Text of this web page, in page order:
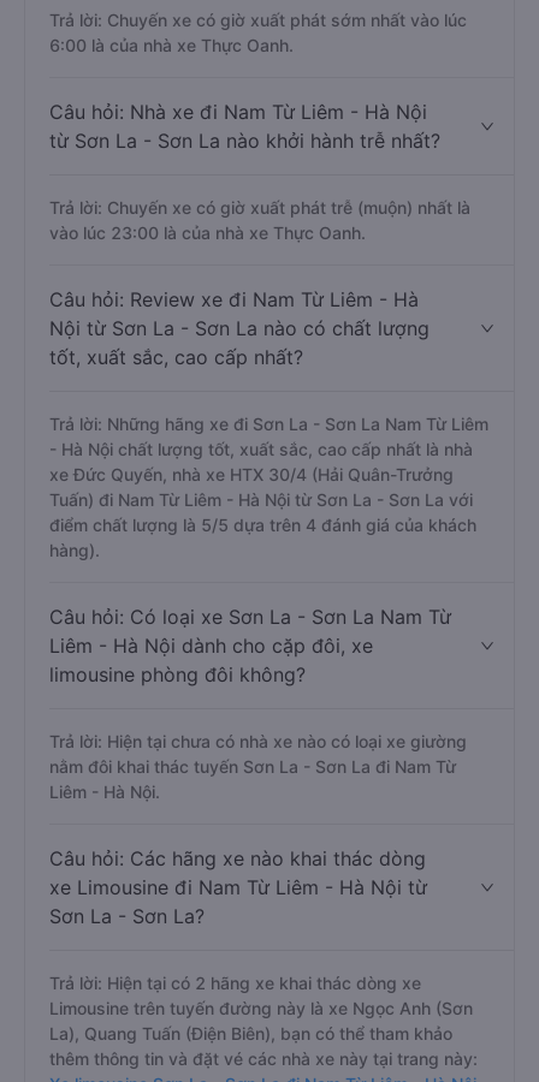
Trả lời: Chuyến xe có giờ xuất phát sớm nhất vào lúc
6:00 là của nhà xe Thực Oanh.
Câu hỏi: Nhà xe đi Nam Từ Liêm - Hà Nội
từ Sơn La - Sơn La nào khởi hành trễ nhất?
Trả lời: Chuyến xe có giờ xuất phát trễ (muộn) nhất là
vào lúc 23:00 là của nhà xe Thực Oanh.
Câu hỏi: Review xe đi Nam Từ Liêm - Hà
Nội từ Sơn La - Sơn La nào có chất lượng
tốt, xuất sắc, cao cấp nhất?
Trả lời: Những hãng xe đi Sơn La - Sơn La Nam Từ Liêm
- Hà Nội chất lượng tốt, xuất sắc, cao cấp nhất là nhà
xe Đức Quyến, nhà xe HTX 30/4 (Hải Quân-Trưởng
Tuấn) đi Nam Từ Liêm - Hà Nội từ Sơn La - Sơn La với
điểm chất lượng là 5/5 dựa trên 4 đánh giá của khách
hàng).
Câu hỏi: Có loại xe Sơn La - Sơn La Nam Từ
Liêm - Hà Nội dành cho cặp đôi, xe
limousine phòng đôi không?
Trả lời: Hiện tại chưa có nhà xe nào có loại xe giường
nằm đôi khai thác tuyến Sơn La - Sơn La đi Nam Từ
Liêm - Hà Nội.
Câu hỏi: Các hãng xe nào khai thác dòng
xe Limousine đi Nam Từ Liêm - Hà Nội từ
Sơn La - Sơn La?
Trả lời: Hiện tại có 2 hãng xe khai thác dòng xe
Limousine trên tuyến đường này là xe Ngọc Anh (Sơn
La), Quang Tuấn (Điện Biên), bạn có thể tham khảo
thêm thông tin và đặt vé các nhà xe này tại trang này: